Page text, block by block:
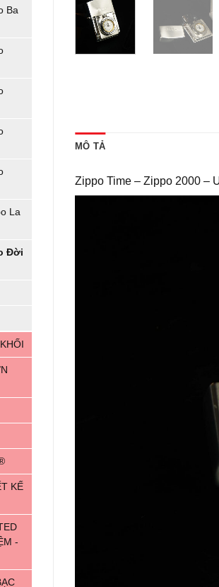
Ba
La
Đời
KẾ
-
MÔ TẢ
Zippo Time – Zippo 2000 –